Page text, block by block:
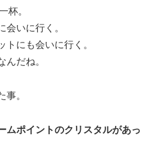
杯。
会いに行く。
トにも会いに行く。
んだね。
事。
ムポイントのクリスタルがあっ